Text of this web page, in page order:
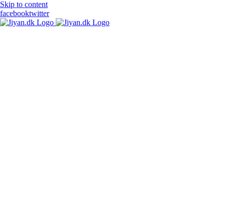
Skip to content
facebooktwitter